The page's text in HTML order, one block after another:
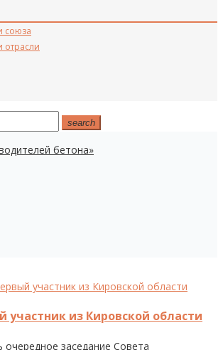
союза
отрасли
search
бетона»
участник из Кировской области
очередное заседание Совета